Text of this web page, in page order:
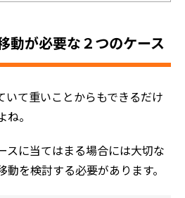
動が必要な２つのケース
いて重いことからもできるだけ
。
スに当てはまる場合には大切な
を検討する必要があります。